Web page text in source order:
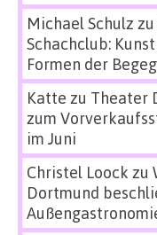
Michael Schulz zu
Schachclub:
Formen der
Katte zu Theater
zum
im Juni
Christel Loock zu
Dortmund